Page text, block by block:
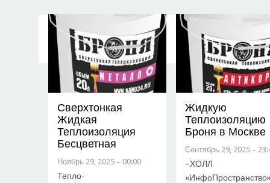
Сверхтонкая
Жидкая
Теплоизоляция
Бесцветная
Ноябрь 29, 2025 – 00:00
Тепло-
Жидкую
Теплоизоляцию
Броня в Москве
Сентябрь 29, 2025 –
–ХОЛЛ